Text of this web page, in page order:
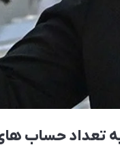
تعداد حساب